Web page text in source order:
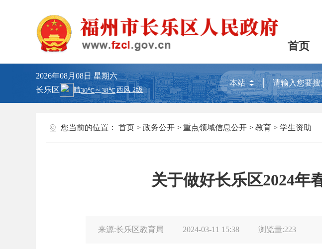
首页
2026年08月08日 星期六
长乐区
您当前的位置： 首页 > 政务公开 > 重点领域信息公开 > 教育 > 学生资助
关于做好长乐区2024年
来源:长乐区教育局 2024-03-11 15:38 浏览量:223